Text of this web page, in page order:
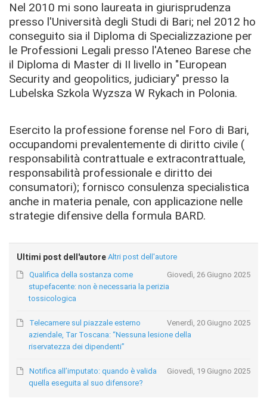
Nel 2010 mi sono laureata in giurisprudenza
presso l'Università degli Studi di Bari; nel 2012 ho
conseguito sia il Diploma di Specializzazione per
le Professioni Legali presso l'Ateneo Barese che
il Diploma di Master di II livello in "European
Security and geopolitics, judiciary" presso la
Lubelska Szkola Wyzsza W Rykach in Polonia.
Esercito la professione forense nel Foro di Bari,
occupandomi prevalentemente di diritto civile (
responsabilità contrattuale e extracontrattuale,
responsabilità professionale e diritto dei
consumatori); fornisco consulenza specialistica
anche in materia penale, con applicazione nelle
strategie difensive della formula BARD.
Ultimi post dell'autore Altri post dell'autore
Giovedì, 26 Giugno 2025
Qualifica della sostanza come
stupefacente: non è necessaria la perizia
tossicologica
Venerdì, 20 Giugno 2025
Telecamere sul piazzale esterno
aziendale, Tar Toscana: “Nessuna lesione della
riservatezza dei dipendenti”
Giovedì, 19 Giugno 2025
Notifica all’imputato: quando è valida
quella eseguita al suo difensore?